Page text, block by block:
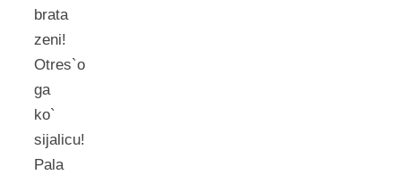
brata
zeni!
Otres`o
ga
ko`
sijalicu!
Pala